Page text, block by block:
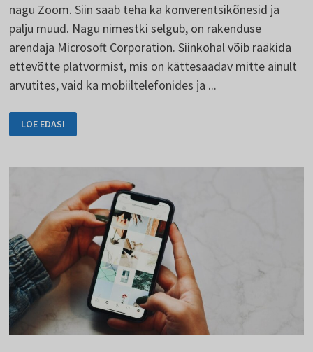
nagu Zoom. Siin saab teha ka konverentsikõnesid ja
palju muud. Nagu nimestki selgub, on rakenduse
arendaja Microsoft Corporation. Siinkohal võib rääkida
ettevõtte platvormist, mis on kättesaadav mitte ainult
arvutites, vaid ka mobiiltelefonides ja ...
TEAMS'I
KASUTATAKSE
LOE EDASI